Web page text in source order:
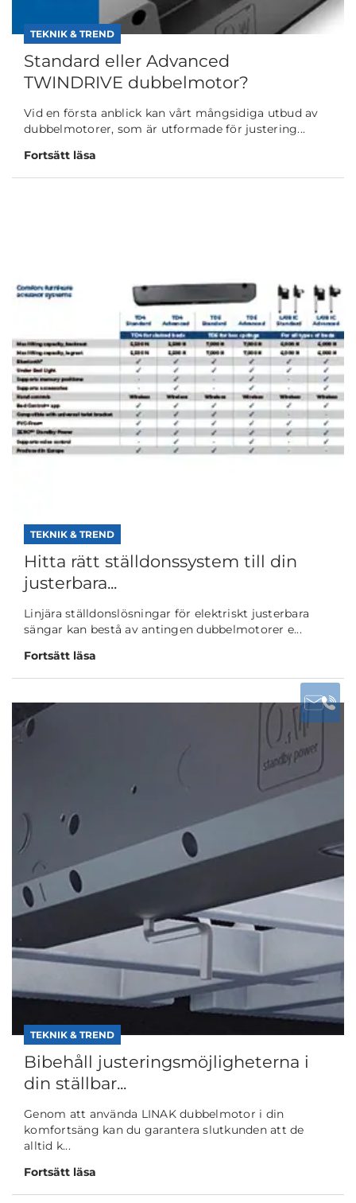
TEKNIK & TREND
Standard eller Advanced
TWINDRIVE dubbelmotor?
Vid en första anblick kan vårt mångsidiga utbud av
dubbelmotorer, som är utformade för justering...
Fortsätt läsa
TEKNIK & TREND
Hitta rätt ställdonssystem till din
justerbara...
Linjära ställdonslösningar för elektriskt justerbara
sängar kan bestå av antingen dubbelmotorer e...
Fortsätt läsa
TEKNIK & TREND
Bibehåll justeringsmöjligheterna i
din ställbar...
Genom att använda LINAK dubbelmotor i din
komfortsäng kan du garantera slutkunden att de
alltid k...
Fortsätt läsa